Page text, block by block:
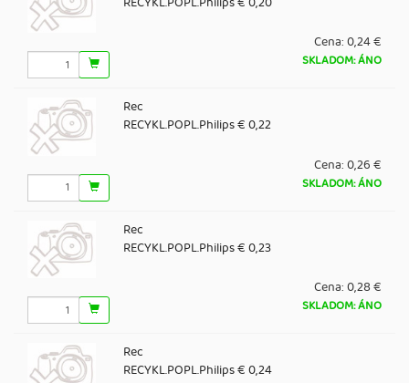
Cena:0,24 €
SKLADOM: ÁNO
Rec
RECYKL.POPL.Philips € 0,22
Cena:0,26 €
SKLADOM: ÁNO
Rec
RECYKL.POPL.Philips € 0,23
Cena:0,28 €
SKLADOM: ÁNO
Rec
RECYKL.POPL.Philips € 0,24